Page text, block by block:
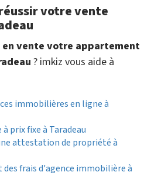
votre vente
vente votre appartement
? imkiz vous aide à
immobilières en ligne à
prix fixe à Taradeau
attestation de propriété à
frais d'agence immobilière à